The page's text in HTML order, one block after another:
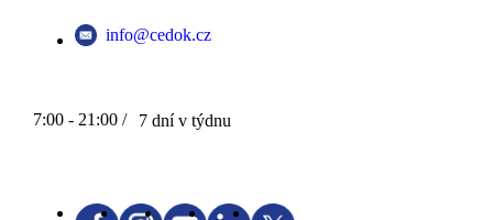
info@cedok.cz
7:00 - 21:00 / 7 dní v týdnu